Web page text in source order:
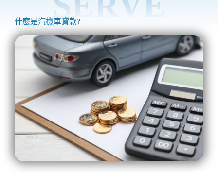
什麼是汽機車貸款?